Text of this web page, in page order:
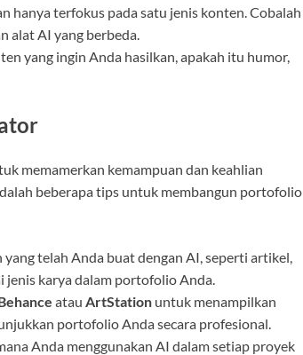
hanya terfokus pada satu jenis konten. Cobalah
alat AI yang berbeda.
yang ingin Anda hasilkan, apakah itu humor,
memamerkan kemampuan dan keahlian
beberapa tips untuk membangun portofolio
yang telah Anda buat dengan AI, seperti artikel,
jenis karya dalam portofolio Anda.
atau ArtStation untuk menampilkan
portofolio Anda secara profesional.
Anda menggunakan AI dalam setiap proyek